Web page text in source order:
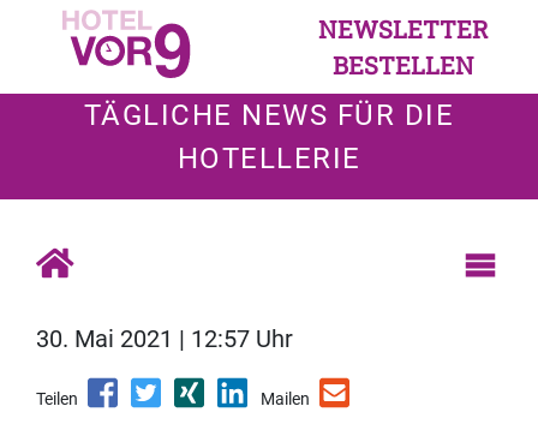
NEWSLETTER
BESTELLEN
TÄGLICHE NEWS FÜR DIE
HOTELLERIE
30. Mai 2021 | 12:57 Uhr
Teilen Mailen